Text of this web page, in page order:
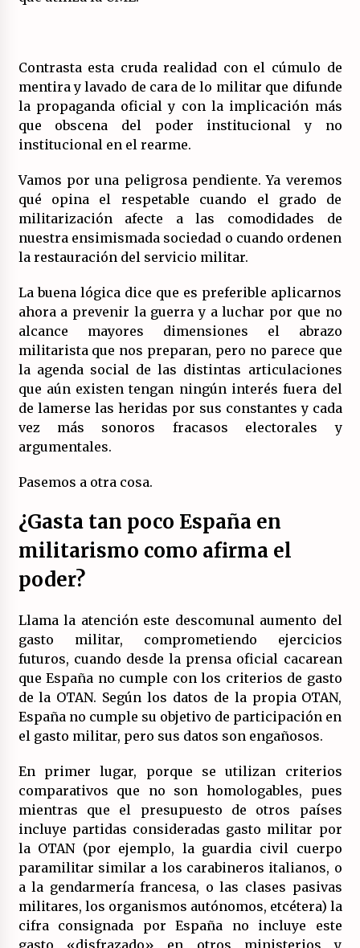
Contrasta esta cruda realidad con el cúmulo de
mentira y lavado de cara de lo militar que difunde
la propaganda oficial y con la implicación más
que obscena del poder institucional y no
institucional en el rearme.
Vamos por una peligrosa pendiente. Ya veremos
qué opina el respetable cuando el grado de
militarización afecte a las comodidades de
nuestra ensimismada sociedad o cuando ordenen
la restauración del servicio militar.
La buena lógica dice que es preferible aplicarnos
ahora a prevenir la guerra y a luchar por que no
alcance mayores dimensiones el abrazo
militarista que nos preparan, pero no parece que
la agenda social de las distintas articulaciones
que aún existen tengan ningún interés fuera del
de lamerse las heridas por sus constantes y cada
vez más sonoros fracasos electorales y
argumentales.
Pasemos a otra cosa.
¿Gasta tan poco España en
militarismo como afirma el
poder?
Llama la atención este descomunal aumento del
gasto militar, comprometiendo ejercicios
futuros, cuando desde la prensa oficial cacarean
que España no cumple con los criterios de gasto
de la OTAN. Según los datos de la propia OTAN,
España no cumple su objetivo de participación en
el gasto militar, pero sus datos son engañosos.
En primer lugar, porque se utilizan criterios
comparativos que no son homologables, pues
mientras que el presupuesto de otros países
incluye partidas consideradas gasto militar por
la OTAN (por ejemplo, la guardia civil cuerpo
paramilitar similar a los carabineros italianos, o
a la gendarmería francesa, o las clases pasivas
militares, los organismos autónomos, etcétera) la
cifra consignada por España no incluye este
gasto «disfrazado» en otros ministerios y